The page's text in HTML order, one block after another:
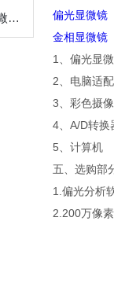
锥光干涉图解析：矿物偏光显微镜测定晶体光性方位的关键
偏光显微镜
金相显微镜
1、偏
2、电脑适
3、彩色摄
4、A/D转换
5、计算机
五、选购部
1.偏光分析
2.200万像